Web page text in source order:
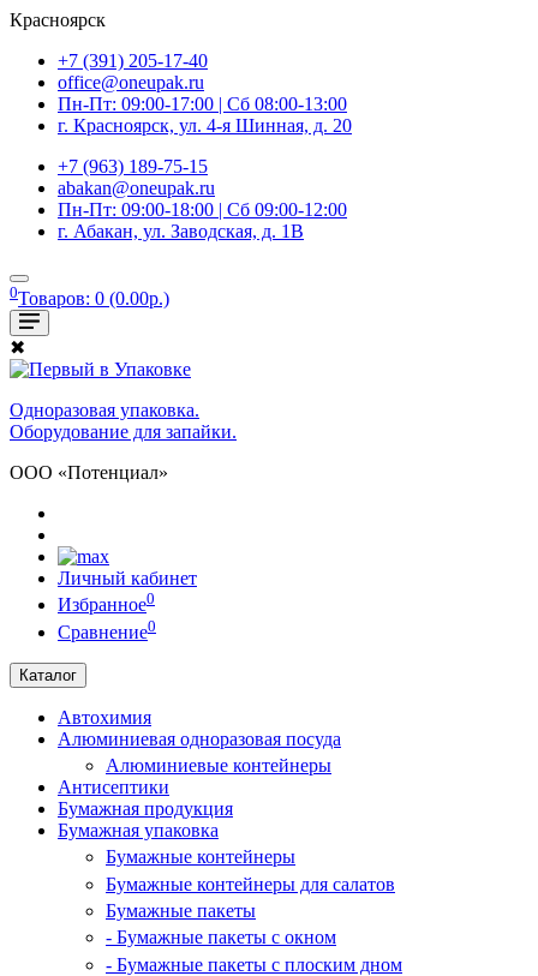
Красноярск
+7 (391) 205-17-40
office@oneupak.ru
Пн-Пт: 09:00-17:00 | Сб 08:00-13:00
г. Красноярск, ул. 4-я Шинная, д. 20
+7 (963) 189-75-15
abakan@oneupak.ru
Пн-Пт: 09:00-18:00 | Сб 09:00-12:00
г. Абакан, ул. Заводская, д. 1В
0Товаров: 0 (0.00р.)
✖
Одноразовая упаковка.
Оборудование для запайки.
ООО «Потенциал»
Личный кабинет
Избранное0
Сравнение0
Каталог
Автохимия
Алюминиевая одноразовая посуда
Алюминиевые контейнеры
Антисептики
Бумажная продукция
Бумажная упаковка
Бумажные контейнеры
Бумажные контейнеры для салатов
Бумажные пакеты
- Бумажные пакеты с окном
- Бумажные пакеты с плоским дном